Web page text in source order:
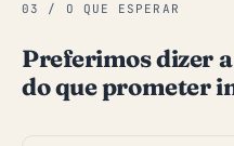
03 / O QUE ESPERAR
Preferimos dizer
do que prometer